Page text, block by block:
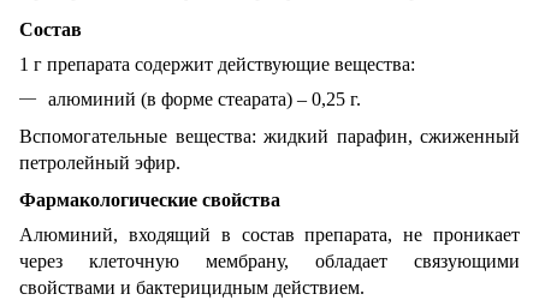
Состав
1 г препарата содержит действующие вещества:
алюминий (в форме стеарата) – 0,25 г.
Вспомогательные вещества: жидкий парафин, сжиженный
петролейный эфир.
Фармакологические свойства
Алюминий, входящий в состав препарата, не проникает
через клеточную мембрану, обладает связующими
свойствами и бактерицидным действием.